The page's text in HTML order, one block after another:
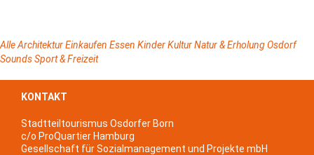
AlleArchitekturEinkaufen Essen KinderKulturNatur & ErholungOsdorf
SoundsSport & Freizeit
KONTAKT
Stadtteiltourismus Osdorfer Born
c/o ProQuartier Hamburg
Gesellschaft für Sozialmanagement und Projekte mbH